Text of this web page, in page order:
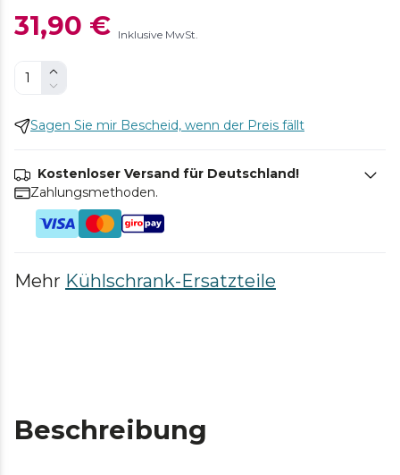
31,90 € Inklusive MwSt.
Sagen Sie mir Bescheid, wenn der Preis fällt
Kostenloser Versand für Deutschland!
Zahlungsmethoden.
Mehr Kühlschrank-Ersatzteile
Beschreibung